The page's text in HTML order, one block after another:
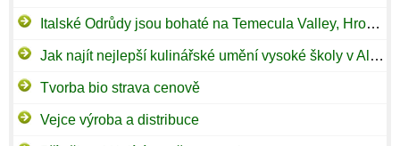
Italské Odrůdy jsou bohaté na Temecula Valley, Hroznová Montepulciano
Jak najít nejlepší kulinářské umění vysoké školy v Alabamě
Tvorba bio strava cenově
Vejce výroba a distribuce